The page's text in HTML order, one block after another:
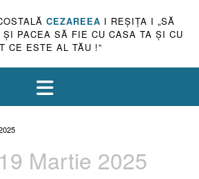
CEZAREEA I REŞIŢA I „SĂ
PACEA SĂ FIE CU CASA TA ŞI CU
CE ESTE AL TĂU !”
19 Martie 2025